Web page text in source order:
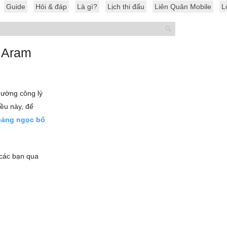
Guide Hỏi & đáp Là gì? Lịch thi đấu Liên Quân Mobile
công lý
này, để
ngọc bổ
bạn qua